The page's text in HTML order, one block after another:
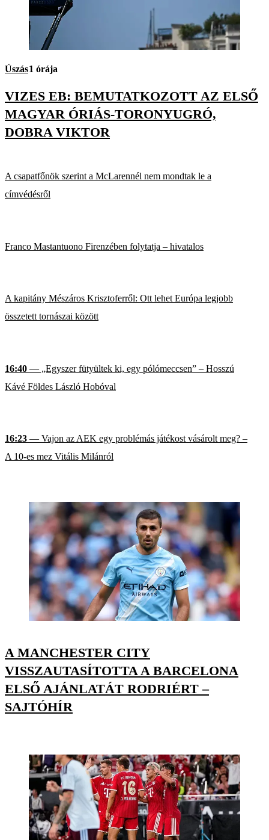
Úszás1 órája
VIZES EB: BEMUTATKOZOTT AZ ELSŐ
MAGYAR ÓRIÁS-TORONYUGRÓ,
DOBRA VIKTOR
A csapatfőnök szerint a McLarennél nem mondtak le a
címvédésről
Franco Mastantuono Firenzében folytatja – hivatalos
A kapitány Mészáros Krisztoferről: Ott lehet Európa legjobb
összetett tornászai között
16:40 — „Egyszer fütyültek ki, egy pólómeccsen” – Hosszú
Kávé Földes László Hobóval
16:23 — Vajon az AEK egy problémás játékost vásárolt meg? –
A 10-es mez Vitális Milánról
A MANCHESTER CITY
VISSZAUTASÍTOTTA A BARCELONA
ELSŐ AJÁNLATÁT RODRIÉRT –
SAJTÓHÍR